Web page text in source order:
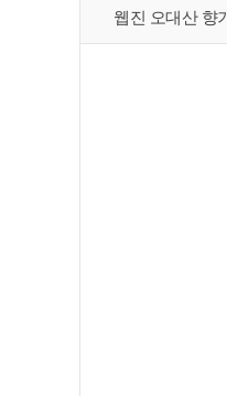
웹진 오대산 향기